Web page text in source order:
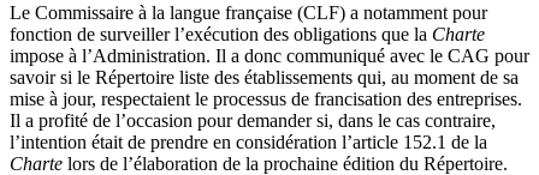
Le Commissaire à la langue française (CLF) a notamment pour
fonction de surveiller l’exécution des obligations que la Charte
impose à l’Administration. Il a donc communiqué avec le CAG pour
savoir si le Répertoire liste des établissements qui, au moment de sa
mise à jour, respectaient le processus de francisation des entreprises.
Il a profité de l’occasion pour demander si, dans le cas contraire,
l’intention était de prendre en considération l’article 152.1 de la
Charte lors de l’élaboration de la prochaine édition du Répertoire.